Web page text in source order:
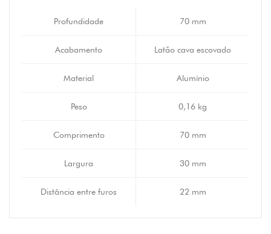
Profundidade 70 mm
Acabamento Latão cava escovado
Material Alumínio
Peso 0,16 kg
Comprimento 70 mm
Largura 30 mm
Distância entre furos 22 mm